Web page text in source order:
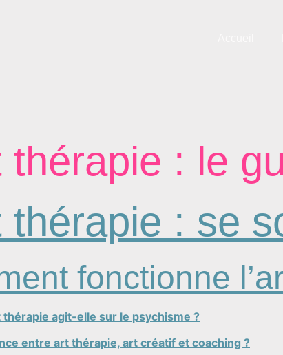
thérapie : le
thérapie : se
fonctionne
thérapie agit-elle sur le psychisme ?
entre art thérapie, art créatif et coaching ?